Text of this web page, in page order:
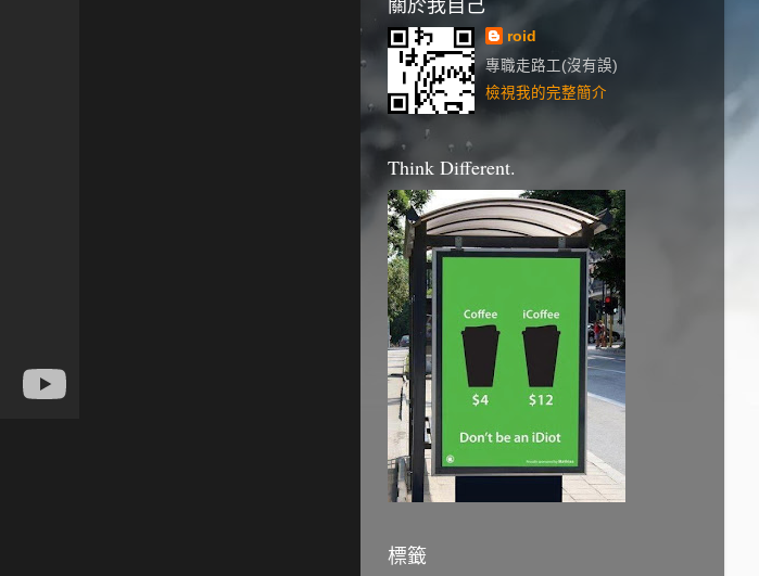
roid
專職走路工(沒有誤)
檢視我的完整簡介
Think Different.
標籤